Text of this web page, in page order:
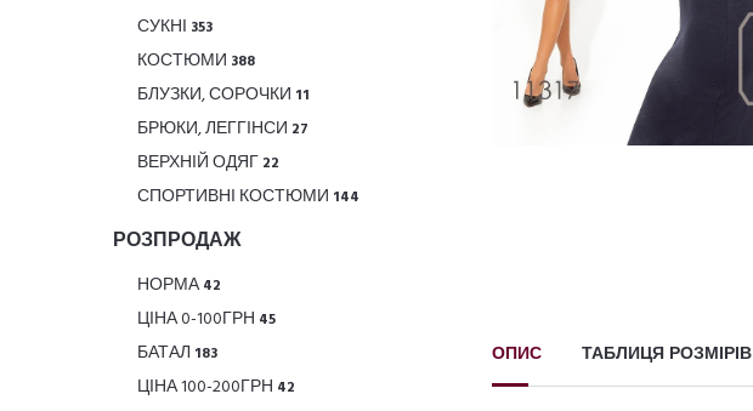
СУКНІ 353
КОСТЮМИ 388
БЛУЗКИ, СОРОЧКИ 11
БРЮКИ, ЛЕГГІНСИ 27
ВЕРХНІЙ ОДЯГ 22
СПОРТИВНІ КОСТЮМИ 144
РОЗПРОДАЖ
НОРМА42
ЦІНА 0-100ГРН 45
БАТАЛ 183
ЦІНА 100-200ГРН 42
ОПИС ТАБЛИЦЯ РОЗМІРІВ